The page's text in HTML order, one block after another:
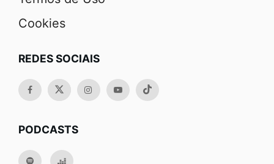
Cookies
REDES SOCIAIS
PODCASTS